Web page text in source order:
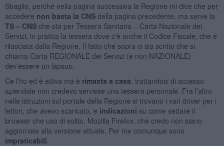
Sbaglio, perché nella pagina successiva la Regione mi dice che per
accedere non basta la CNS della pagina precedente, ma serve la
TS – CNS che sta per Tessera Sanitaria – Carta Nazionale dei
Servizi, in pratica la tessera dove c'è anche il Codice Fiscale, che è
rilasciata dalla Regione. Il fatto che sopra ci sia scritto che si
chiama Carta REGIONALE dei Servizi (e non NAZIONALE)
dev'essere un lapsus.
Ce l’ho ed è attiva ma è rimasta a casa , trattandosi di accesso
aziendale non credevo servisse una tessera personale. Fra l’altro
nelle istruzioni sul portale della Regione si trovano i vari driver per i
lettori, che avevo scaricato, e indicazioni su come settare il
browser che uso di solito, Mozilla Firefox, che credo non siano
aggiornate alla versione attuale. Per me comunque sono
impraticabili